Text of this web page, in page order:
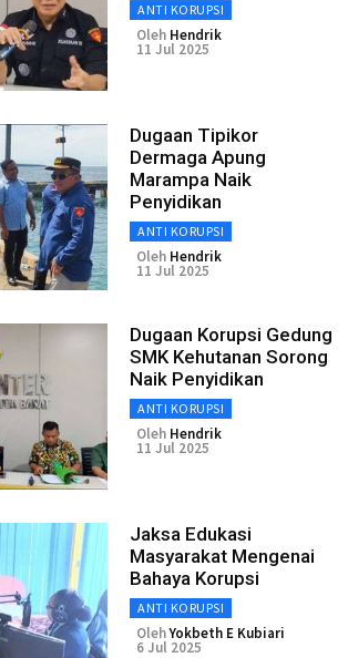
ANTI KORUPSI
Oleh Hendrik
11 Jul 2025
Dugaan Tipikor
Dermaga Apung
Marampa Naik
Penyidikan
ANTI KORUPSI
Oleh Hendrik
11 Jul 2025
Dugaan Korupsi Gedung
SMK Kehutanan Sorong
Naik Penyidikan
ANTI KORUPSI
Oleh Hendrik
11 Jul 2025
Jaksa Edukasi
Masyarakat Mengenai
Bahaya Korupsi
ANTI KORUPSI
OlehYokbeth E Kubiari
6 Jul 2025